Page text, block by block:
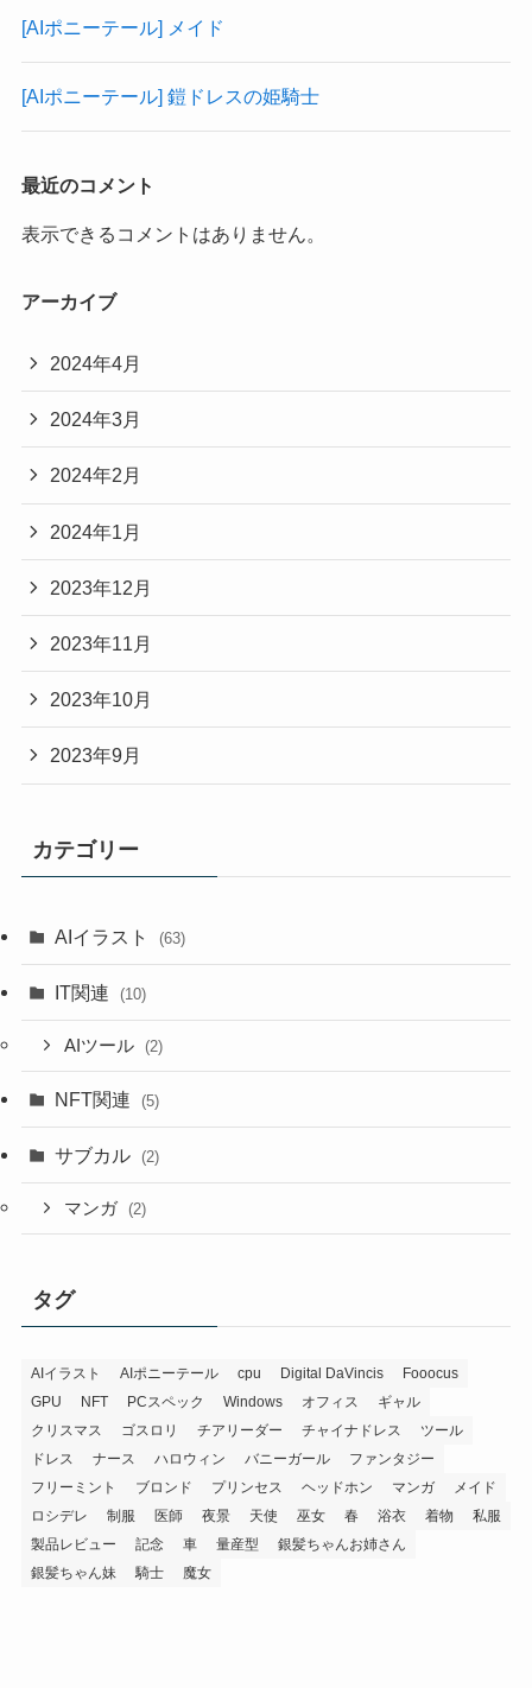
[AIポニーテール] メイド
[AIポニーテール] 鎧ドレスの姫騎士
最近のコメント
表示できるコメントはありません。
アーカイブ
2024年4月
2024年3月
2024年2月
2024年1月
2023年12月
2023年11月
2023年10月
2023年9月
カテゴリー
AIイラスト (63)
IT関連 (10)
AIツール (2)
NFT関連 (5)
サブカル (2)
マンガ (2)
タグ
AIイラスト AIポニーテール cpu Digital DaVincis
Fooocus
GPU
NFT PCスペック Windows オフィス
ギャル
クリスマス
ゴスロリ チアリーダー チャイナドレス
ツール
ドレス
ナース ハロウィン バニーガール
ファンタジー
フリーミント
ブロンド プリンセス ヘッドホン マンガ
メイド
ロシデレ
制服 医師 夜景 天使 巫女 春 浴衣 着物
私服
製品レビュー
記念 車 量産型
銀髪ちゃんお姉さん
銀髪ちゃん妹
騎士 魔女